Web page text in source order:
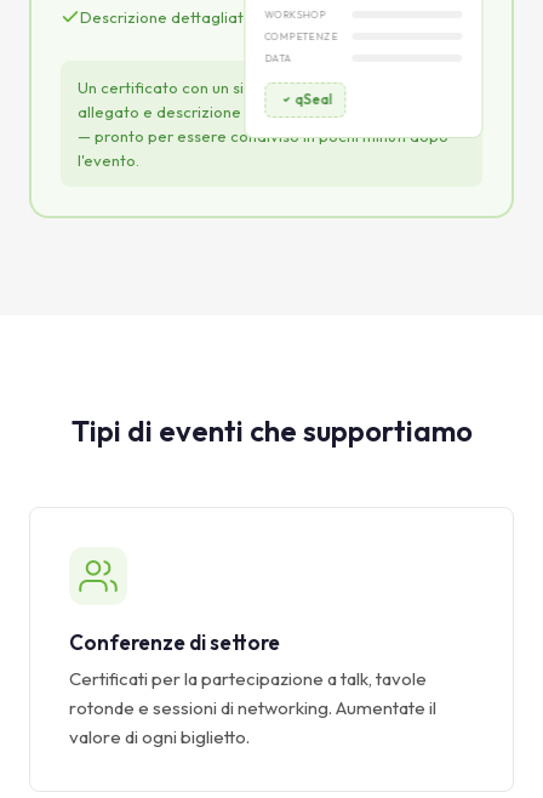
WORKSHOP
COMPETENZE
DATA
qSeal
Descrizione dettagliata delle competenze
Un certificato con un sigillo elettronico qualificato,
allegato e descrizione completa delle competenze
— pronto per essere condiviso in pochi minuti dopo
l'evento.
Tipi di eventi che supportiamo
Conferenze di settore
Certificati per la partecipazione a talk, tavole
rotonde e sessioni di networking. Aumentate il
valore di ogni biglietto.